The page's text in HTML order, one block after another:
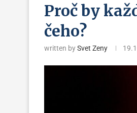
Proč by
čeho?
written bySvet Zeny